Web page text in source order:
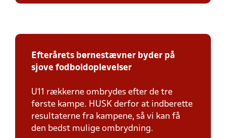
Efterårets børnestævner byder på
sjove fodboldoplevelser
U11 rækkerne ombrydes efter de tre
første kampe. HUSK derfor at indberette
resultaterne fra kampene, så vi kan få
den bedst mulige ombrydning.